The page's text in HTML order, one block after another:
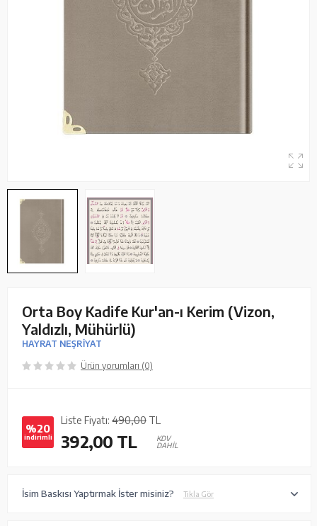
Orta Boy Kadife Kur'an-ı Kerim (Vizon,
Yaldızlı, Mühürlü)
HAYRAT NEŞRİYAT
Ürün yorumları (0)
%20
indirimli
Liste Fiyatı: 490,00 TL
392,00 TL
KDV
DAHİL
İsim Baskısı Yaptırmak İster misiniz? Tıkla Gör